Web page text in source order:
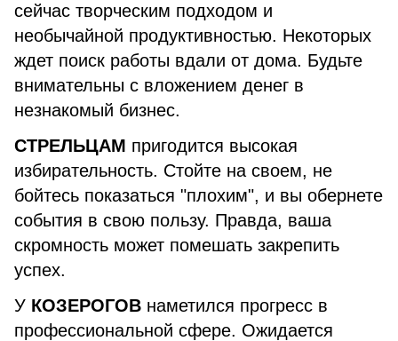
сейчас творческим подходом и
необычайной продуктивностью. Некоторых
ждет поиск работы вдали от дома. Будьте
внимательны с вложением денег в
незнакомый бизнес.
СТРЕЛЬЦАМ пригодится высокая
избирательность. Стойте на своем, не
бойтесь показаться "плохим", и вы обернете
события в свою пользу. Правда, ваша
скромность может помешать закрепить
успех.
У КОЗЕРОГОВ наметился прогресс в
профессиональной сфере. Ожидается